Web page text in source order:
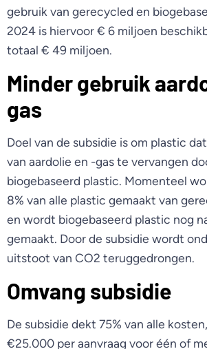
gebruik van gerecycled en
2024 is hiervoor € 6 miljoen
totaal € 49 miljoen.
Minder gebruik
gas
Doel van de subsidie is om plastic
van aardolie en -gas te vervangen
biogebaseerd plastic. Momenteel
8% van alle plastic gemaakt van
en wordt biogebaseerd plastic nog
gemaakt. Door de subsidie wordt
uitstoot van CO2 teruggedrongen.
Omvang subsidie
De subsidie dekt 75% van alle
€25.000 per aanvraag voor één of